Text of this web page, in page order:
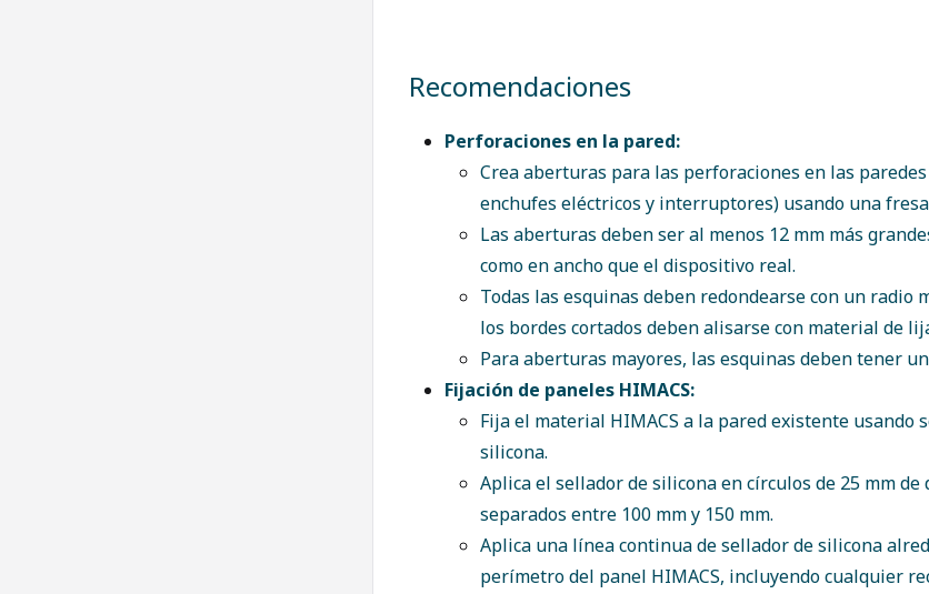
Recomendaciones
Perforaciones en la pared:
Crea aberturas para las perforaciones en las
enchufes eléctricos y interruptores) usando una
Las aberturas deben ser al menos 12 mm más
como en ancho que el dispositivo real.
Todas las esquinas deben redondearse con un radio
los bordes cortados deben alisarse con material de
Para aberturas mayores, las esquinas deben tener
Fijación de paneles HIMACS:
Fija el material HIMACS a la pared existente usando
silicona.
Aplica el sellador de silicona en círculos de 25 mm de
separados entre 100 mm y 150 mm.
Aplica una línea continua de sellador de silicona
perímetro del panel HIMACS, incluyendo cualquier